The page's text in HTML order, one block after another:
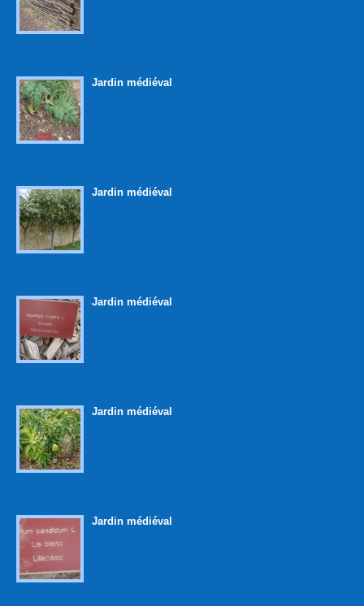
Jardin médiéval
Jardin médiéval
Jardin médiéval
Jardin médiéval
Jardin médiéval